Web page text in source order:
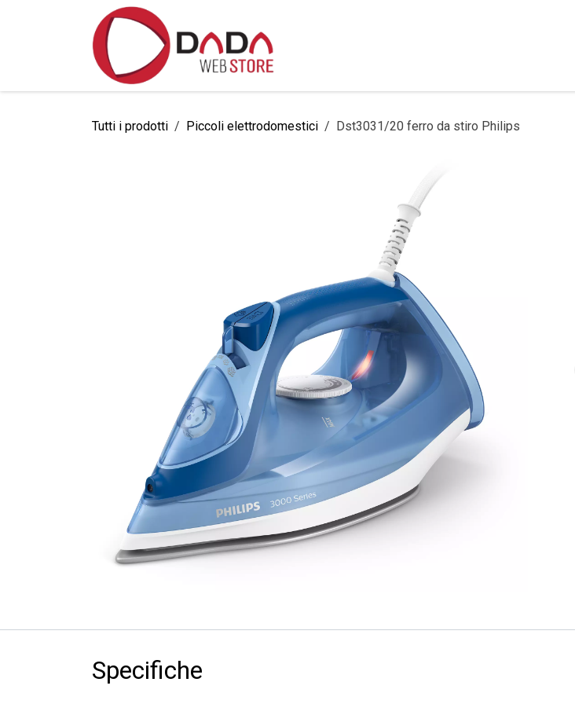
Tutti i prodotti Piccoli elettrodomestici Dst3031/20 ferro da stiro Philips
Specifiche